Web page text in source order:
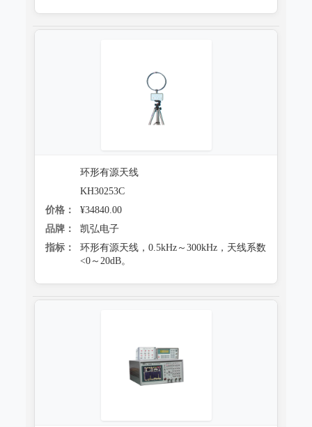
环形有源天线
KH30253C
价格：
¥34840.00
品牌：
凯弘电子
指标：
环形有源天线，0.5kHz～300kHz，天线系数
<0～20dB。